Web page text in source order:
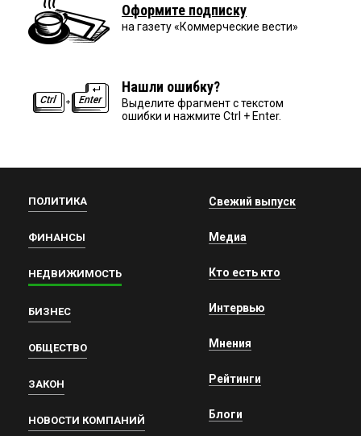
Оформите подписку
на газету «Коммерческие вести»
Нашли ошибку?
Выделите фрагмент с текстом
ошибки и нажмите Ctrl + Enter.
ПОЛИТИКА
ФИНАНСЫ
НЕДВИЖИМОСТЬ
БИЗНЕС
ОБЩЕСТВО
ЗАКОН
НОВОСТИ КОМПАНИЙ
Свежий выпуск
Медиа
Кто есть кто
Интервью
Мнения
Рейтинги
Блоги